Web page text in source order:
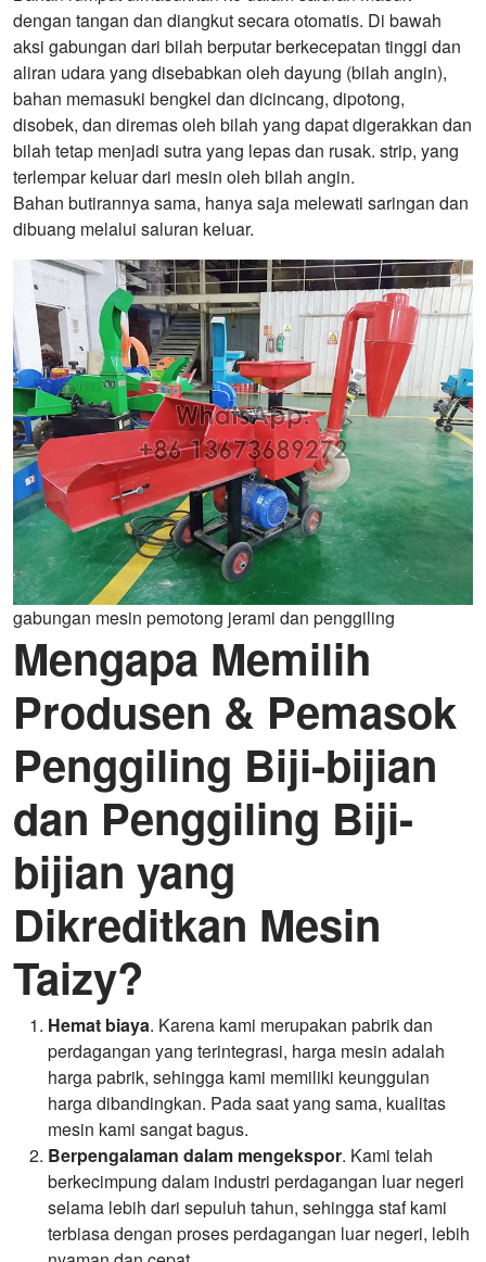
dengan tangan dan diangkut secara otomatis. Di bawah
aksi gabungan dari bilah berputar berkecepatan tinggi dan
aliran udara yang disebabkan oleh dayung (bilah angin),
bahan memasuki bengkel dan dicincang, dipotong,
disobek, dan diremas oleh bilah yang dapat digerakkan dan
bilah tetap menjadi sutra yang lepas dan rusak. strip, yang
terlempar keluar dari mesin oleh bilah angin.
Bahan butirannya sama, hanya saja melewati saringan dan
dibuang melalui saluran keluar.
gabungan mesin pemotong jerami dan penggiling
Mengapa Memilih
Produsen & Pemasok
Penggiling Biji-bijian
dan Penggiling Biji-
bijian yang
Dikreditkan Mesin
Taizy?
Hemat biaya. Karena kami merupakan pabrik dan
perdagangan yang terintegrasi, harga mesin adalah
harga pabrik, sehingga kami memiliki keunggulan
harga dibandingkan. Pada saat yang sama, kualitas
mesin kami sangat bagus.
Berpengalaman dalam mengekspor. Kami telah
berkecimpung dalam industri perdagangan luar negeri
selama lebih dari sepuluh tahun, sehingga staf kami
terbiasa dengan proses perdagangan luar negeri, lebih